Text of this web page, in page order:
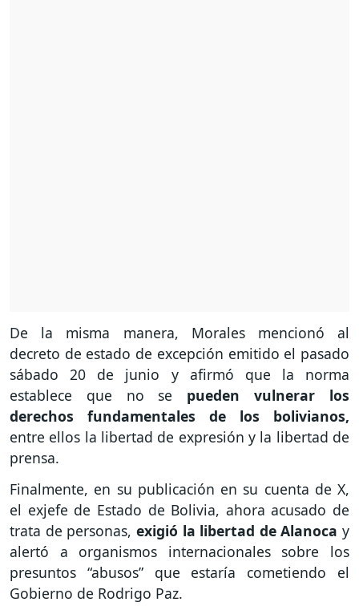
De la misma manera, Morales mencionó al
decreto de estado de excepción emitido el pasado
sábado 20 de junio y afirmó que la norma
establece que no se pueden vulnerar los
derechos fundamentales de los bolivianos,
entre ellos la libertad de expresión y la libertad de
prensa.
Finalmente, en su publicación en su cuenta de X,
el exjefe de Estado de Bolivia, ahora acusado de
trata de personas, exigió la libertad de Alanoca y
alertó a organismos internacionales sobre los
presuntos “abusos” que estaría cometiendo el
Gobierno de Rodrigo Paz.